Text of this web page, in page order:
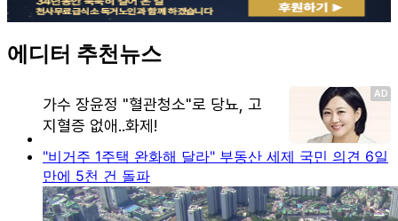
에디터 추천뉴스
"비거주 1주택 완화해 달라" 부동산 세제 국민 의견 6일
만에 5천 건 돌파